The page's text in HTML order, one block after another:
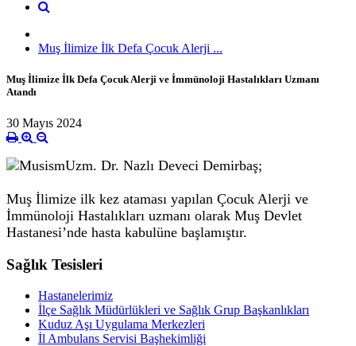
Muş İlimize İlk Defa Çocuk Alerji ...
Muş İlimize İlk Defa Çocuk Alerji ve İmmünoloji Hastalıkları Uzmanı
Atandı
30 Mayıs 2024
Uzm. Dr. Nazlı Deveci Demirbaş;
Muş İlimize ilk kez ataması yapılan Çocuk Alerji ve
İmmünoloji Hastalıkları uzmanı olarak Muş Devlet
Hastanesi’nde hasta kabulüne başlamıştır.
Sağlık Tesisleri
Hastanelerimiz
İlçe Sağlık Müdürlükleri ve Sağlık Grup Başkanlıkları
Kuduz Aşı Uygulama Merkezleri
İl Ambulans Servisi Başhekimliği